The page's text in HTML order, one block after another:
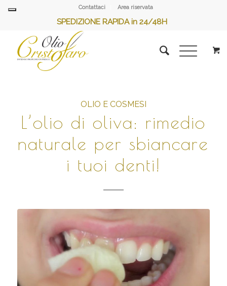
Contattaci Area riservata
SPEDIZIONE RAPIDA in 24/48H
OLIO E COSMESI
L’olio di oliva: rimedio
naturale per sbiancare
i tuoi denti!